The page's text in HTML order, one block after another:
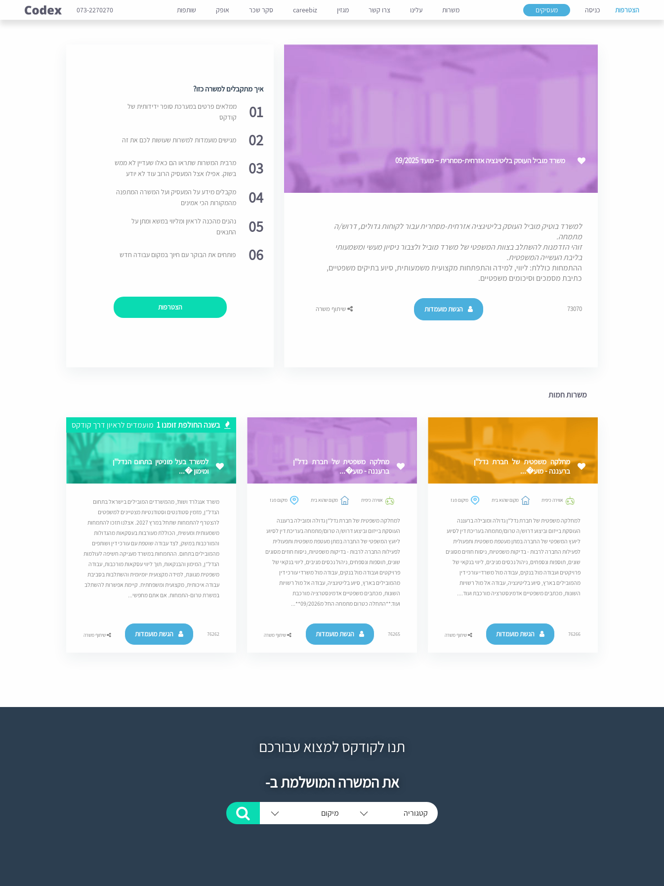
הצטרפות כניסה מעסיקים משרות עלינו צרו קשר מגזין careebiz סקר שכר אופק שותפות 073-2270270
משרד מוביל העוסק בליטיגציה אזרחית-מסחרית – מועד 09/2025
למשרד בוטיק מוביל העוסק בליטיגציה אזרחית-מסחרית עבור לקוחות גדולים, דרוש/ה
מתמחה.
זוהי הזדמנות להשתלב בצוות המשפטי של משרד מוביל ולצבור ניסיון מעשי ומשמעותי
בליבת העשייה המשפטית.
ההתמחות כוללת: ליווי, למידה והתפתחות מקצועית משמעותית, סיוע בתיקים משפטיים,
כתיבת מסמכים וסיכומים משפטיים.
73070 הגשת מועמדות שיתוף משרה
איך מתקבלים למשרה כזו?
01
ממלאים פרטים במערכת סופר ידידותית של
קודקס
02 מגישים מועמדות למשרות שעושות לכם את זה
03
מרבית המשרות שתראו הם כאלו שעדיין לא ממש
בשוק. אפילו אצל המעסיק הרוב עוד לא יודע
04
מקבלים מידע על המעסיק ועל המשרה המתפנה
מהמקורות הכי אמינים
05
נהנים מהכנה לראיון ומליווי במשא ומתן על
התנאים
06 פותחים את הבוקר עם חיוך במקום עבודה חדש
הצטרפות
משרות חמות
מחלקה משפטית של חברת נדל"ן
ברעננה - מוע�...
אווירה כיפית מקום שהוא בית מיקום פגז
למחלקה משפטית של חברת נדל"ן גדולה ומובילה ברעננה
העוסקת בייזום וביצוע דרוש/ה טרום/מתמחה בעריכת דין לסיוע
ליועץ המשפטי של החברה במתן מעטפת משפטית ותפעולית
לפעילות החברה לרבות - בדיקות משפטיות, ניסוח חוזים מסוגים
שונים, תוספות ונספחים, ניהול נכסים מניבים, ליווי בנקאי של
פרויקטים ועבודה מול בנקים, עבודה מול משרדי עורכי דין
מהמובילים בארץ, סיוע בליטיגציה, עבודה אל מול רשויות
השונות, מכתבים משפטיים אדמינסטרציה מורכבת ועוד....
76266 הגשת מועמדות שיתוף משרה
מחלקה משפטית של חברת נדל"ן
ברעננה - מוע�...
אווירה כיפית מקום שהוא בית מיקום פגז
למחלקה משפטית של חברת נדל"ן גדולה ומובילה ברעננה
העוסקת בייזום וביצוע דרוש/ה טרום/מתמחה בעריכת דין לסיוע
ליועץ המשפטי של החברה במתן מעטפת משפטית ותפעולית
לפעילות החברה לרבות - בדיקות משפטיות, ניסוח חוזים מסוגים
שונים, תוספות ונספחים, ניהול נכסים מניבים, ליווי בנקאי של
פרויקטים ועבודה מול בנקים, עבודה מול משרדי עורכי דין
מהמובילים בארץ, סיוע בליטיגציה, עבודה אל מול רשויות
השונות, מכתבים משפטיים אדמינסטרציה מורכבת
ועוד.**התחלה כטרום מתמחה החל מ09/2026**...
76265 הגשת מועמדות שיתוף משרה
בשנה החולפת זומנו 1 מועמדים לראיון דרך קודקס
למשרד בעל מוניטין בתחום הנדל"ן
ומימון �...
משרד אנגלרד ושות’, מהמשרדים המובילים בישראל בתחום
הנדל”ן, מזמין סטודנטים וסטודנטיות מצטיינים למשפטים
להצטרף להתמחות שתחל במרץ 2027. אצלנו תזכו להתמחות
משמעותית ומעשית, הכוללת מעורבות בעסקאות מהגדולות
והמורכבות במשק, לצד עבודה שוטפת עם עורכי דין ושותפים
מהמובילים בתחום. ההתמחות במשרד מעניקה חשיפה לעולמות
הנדל”ן, המימון והבנקאות, תוך ליווי עסקאות מורכבות, עבודה
משפטית מגוונת, למידה מקצועית יומיומית והשתלבות בסביבת
עבודה איכותית, מקצועית ומשפחתית. קיימת אפשרות להשתלב
במשרת טרום-התמחות. אם אתם מחפשי...
76262 הגשת מועמדות שיתוף משרה
תנו לקודקס למצוא עבורכם
את המשרה המושלמת ב-
קטגוריה מיקום